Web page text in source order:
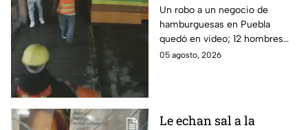
robo planeado: Así
saquearon negocio de
hamburguesas en
Puebla
Un robo a un negocio de
hamburguesas en Puebla
quedó en video; 12 hombres
habrían fingido ser
05 agosto, 2026
Le echan sal a la